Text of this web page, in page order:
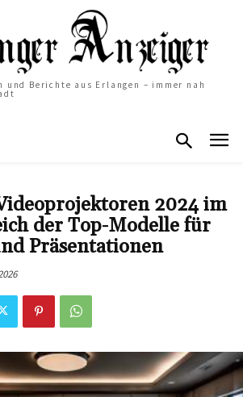
und Berichte aus Erlangen – immer nah
2024 im
der Top-Modelle für
Präsentationen